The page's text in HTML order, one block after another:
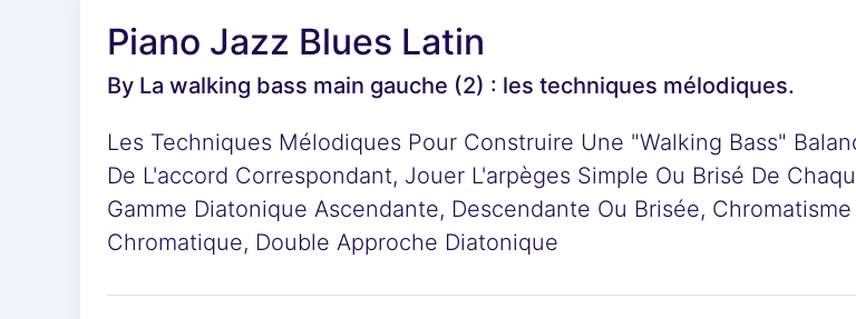
Piano Jazz Blues Latin
By La walking bass main gauche (2) : les techniques mélodiques.
Les Techniques Mélodiques Pour Construire Une "walking Bass"
De L'accord Correspondant, Jouer L'arpèges Simple Ou Brisé De
Gamme Diatonique Ascendante, Descendante Ou Brisée,
Chromatique, Double Approche Diatonique